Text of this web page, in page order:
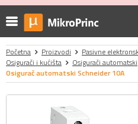
Početna Proizvodi
Pasivne
Osigurači i kućišta
Osigurači automatski
Osigurač automatski Schneider 10A